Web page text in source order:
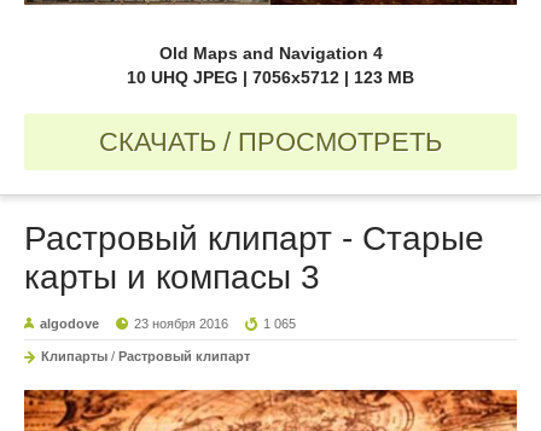
Old Maps and Navigation 4
10 UHQ JPEG | 7056x5712 | 123 MB
СКАЧАТЬ / ПРОСМОТРЕТЬ
Растровый клипарт - Старые
карты и компасы 3
algodove 23 ноября 2016 1 065
Клипарты / Растровый клипарт